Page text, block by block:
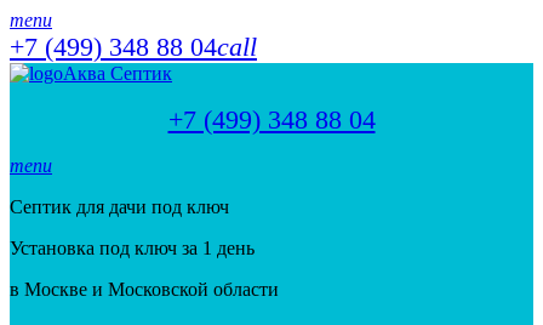
menu
+7 (499) 348 88 04call
Аква Септик
+7 (499) 348 88 04
menu
Септик для дачи под ключ
Установка под ключ за 1 день
в Москве и Московской области